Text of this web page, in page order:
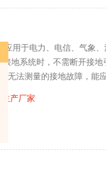
应用于电力、电信、气象
地系统时，不需断开接地
无法测量的接地故障，能
接地引线电阻的综合值。
生产厂家